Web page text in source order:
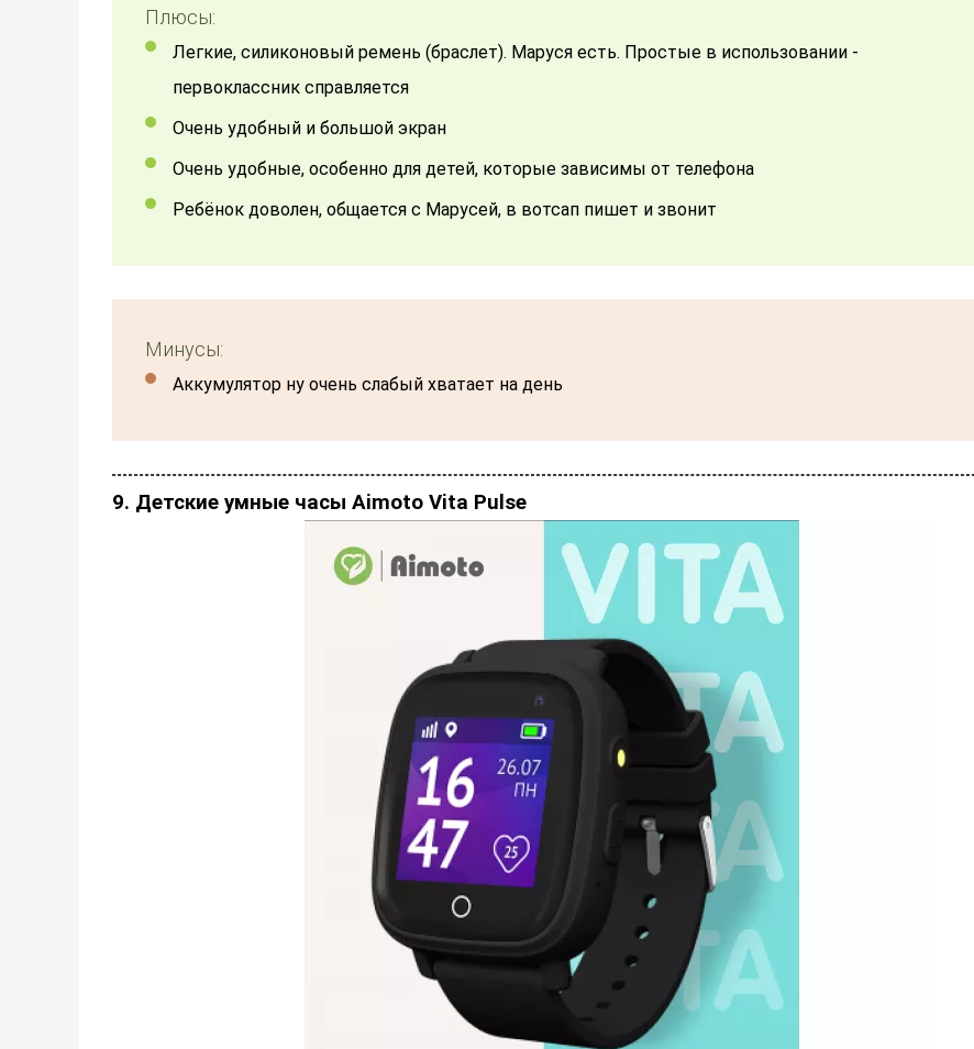
Плюсы:
Легкие, силиконовый ремень (браслет). Маруся есть. Простые в использовании -
первоклассник справляется
Очень удобный и большой экран
Очень удобные, особенно для детей, которые зависимы от телефона
Ребёнок доволен, общается с Марусей, в вотсап пишет и звонит
Минусы:
аккумулятор ну очень слабый хватает на день
9. Детские умные часы Aimoto Vita Pulse